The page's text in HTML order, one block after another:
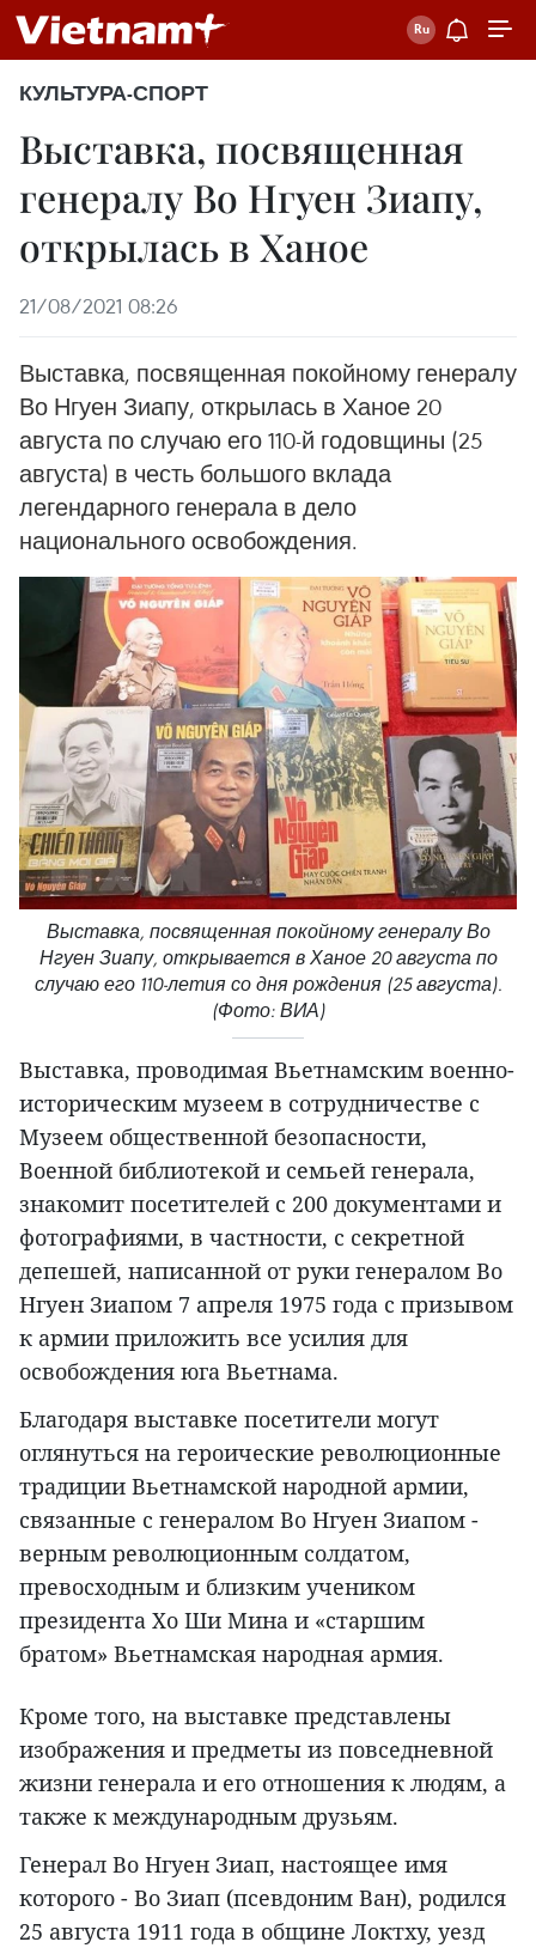
КУЛЬТУРА-СПОРТ
Выставка, посвященная
генералу Во Нгуен Зиапу,
открылась в Ханое
21/08/2021 08:26
Выставка, посвященная покойному генералу
Во Нгуен Зиапу, открылась в Ханое 20
августа по случаю его 110-й годовщины (25
августа) в честь большого вклада
легендарного генерала в дело
национального освобождения.
Выставка, посвященная покойному генералу Во
Нгуен Зиапу, открывается в Ханое 20 августа по
случаю его 110-летия со дня рождения (25 августа).
(Фото: ВИА)
Выставка, проводимая Вьетнамским военно-
историческим музеем в сотрудничестве с
Музеем общественной безопасности,
Военной библиотекой и семьей генерала,
знакомит посетителей с 200 документами и
фотографиями, в частности, с секретной
депешей, написанной от руки генералом Во
Нгуен Зиапом 7 апреля 1975 года с призывом
к армии приложить все усилия для
освобождения юга Вьетнама.
Благодаря выставке посетители могут
оглянуться на героические революционные
традиции Вьетнамской народной армии,
связанные с генералом Во Нгуен Зиапом -
верным революционным солдатом,
превосходным и близким учеником
президента Хо Ши Мина и «старшим
братом» Вьетнамская народная армия.
Кроме того, на выставке представлены
изображения и предметы из повседневной
жизни генерала и его отношения к людям, а
также к международным друзьям.
Генерал Во Нгуен Зиап, настоящее имя
которого - Во Зиап (псевдоним Ван), родился
25 августа 1911 года в общине Локтху, уезд